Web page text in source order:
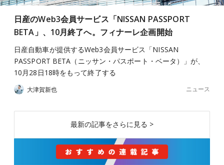
日産のWeb3会員サービス「NISSAN PASSPORT
BETA」、10月終了へ。フィナーレ企画開始
日産自動車が提供するWeb3会員サービス「NISSAN
PASSPORT BETA（ニッサン・パスポート・ベータ）」が、
10月28日18時をもって終了する
大津賀新也 ニュース
最新の記事をさらに見る >